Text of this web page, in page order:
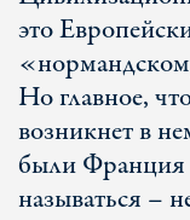
это
Но главное,
возникнет в
были Франция
называться –